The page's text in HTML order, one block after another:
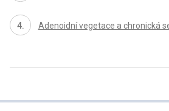
Adenoidní vegetace a chronická